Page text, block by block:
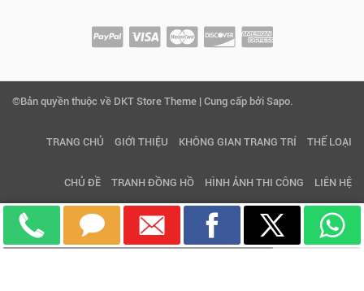
©Bản quyền thuộc về DKT Store Theme | Cung cấp bởi Sapo.
TRANG CHỦ GIỚI THIỆU KHÔNG GIAN TRANG TRÍ THỂ LOẠI
CHỦ ĐỀ TRANH ĐỒNG HỒ HÌNH ẢNH THI CÔNG LIÊN HỆ